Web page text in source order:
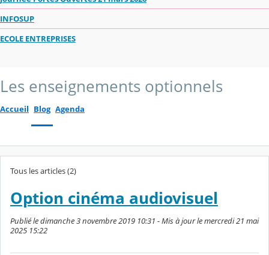
INFOSUP
ECOLE ENTREPRISES
Les enseignements optionnels
Accueil Blog Agenda
Tous les articles (2)
Option cinéma audiovisuel
Publié le dimanche 3 novembre 2019 10:31 - Mis à jour le mercredi 21 mai
2025 15:22